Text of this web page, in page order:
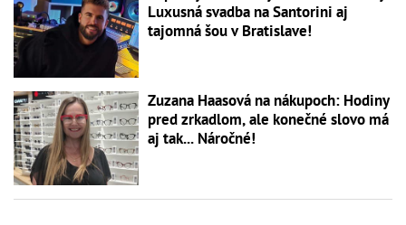
Luxusná svadba na Santorini aj
tajomná šou v Bratislave!
Zuzana Haasová na nákupoch: Hodiny
pred zrkadlom, ale konečné slovo má
aj tak... Náročné!